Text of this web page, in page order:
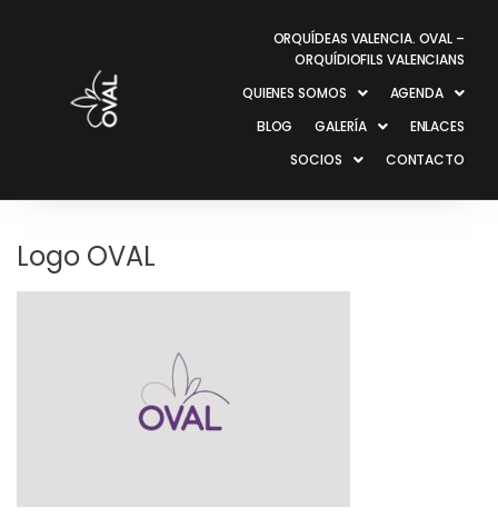
ORQUÍDEAS VALENCIA. OVAL –
ORQUÍDIOFILS VALENCIANS
QUIENES SOMOS
AGENDA
BLOG
GALERÍA
ENLACES
SOCIOS
CONTACTO
Logo OVAL